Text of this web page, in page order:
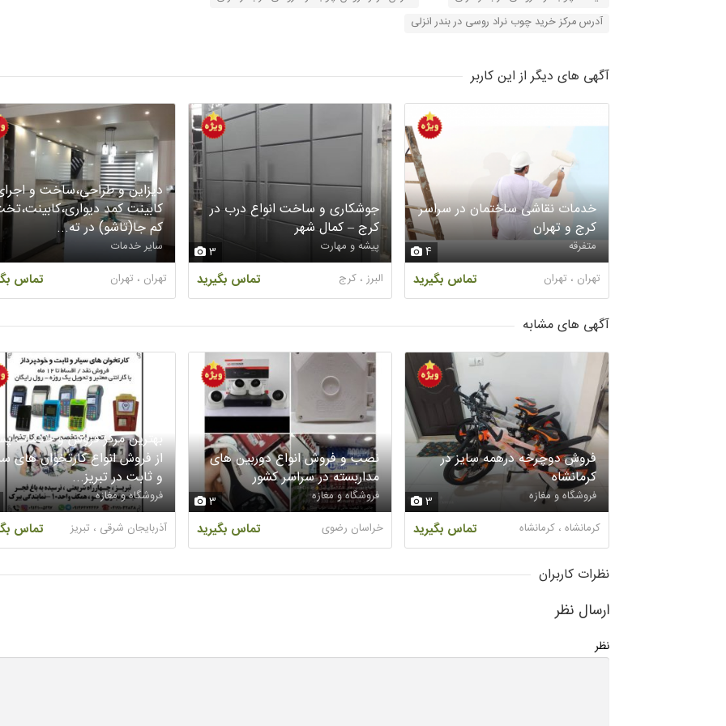
آدرس مرکز خرید چوب نراد روسی در بندر انزلی
آگهی های دیگر از این کاربر
4
خدمات نقاشی ساختمان در سراسر
کرج و تهران
متفرقه
تماس بگیرید تهران ، تهران
3
جوشکاری و ساخت انواع درب در
کرج – کمال شهر
پیشه و مهارت
تماس بگیرید البرز ، کرج
دیزاین و طراحی،ساخت و
کابینت کمد
کم جا(تاشو) در ته...
سایر خدمات
تماس تهران ، تهران
آگهی های مشابه
3
فروش دوچرخه درهمه سایز در
کرمانشاه
فروشگاه و مغازه
تماس بگیرید کرمانشاه ، کرمانشاه
3
نصب و فروش انواع دوربین های
مداربسته در سراسر کشور
فروشگاه و مغازه
تماس بگیرید خراسان رضوی
بهترین مرکز فروش و خدمات
از فروش انواع کارتخوان های
و ثابت در تبریز...
فروشگاه و مغازه
تماس آذربایجان شرقی ، تبریز
نظرات کاربران
ارسال نظر
نظر